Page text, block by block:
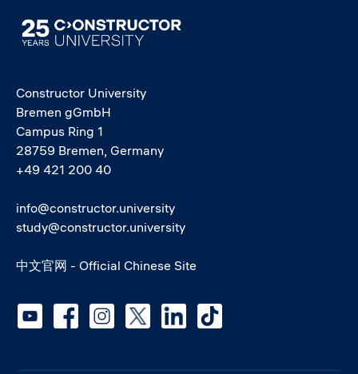
Image
Constructor University
Bremen gGmbH
Campus Ring 1
28759 Bremen, Germany
+49 421 200 40
info@constructor.university
study@constructor.university
中文官网 - Official Chinese Site
Social media